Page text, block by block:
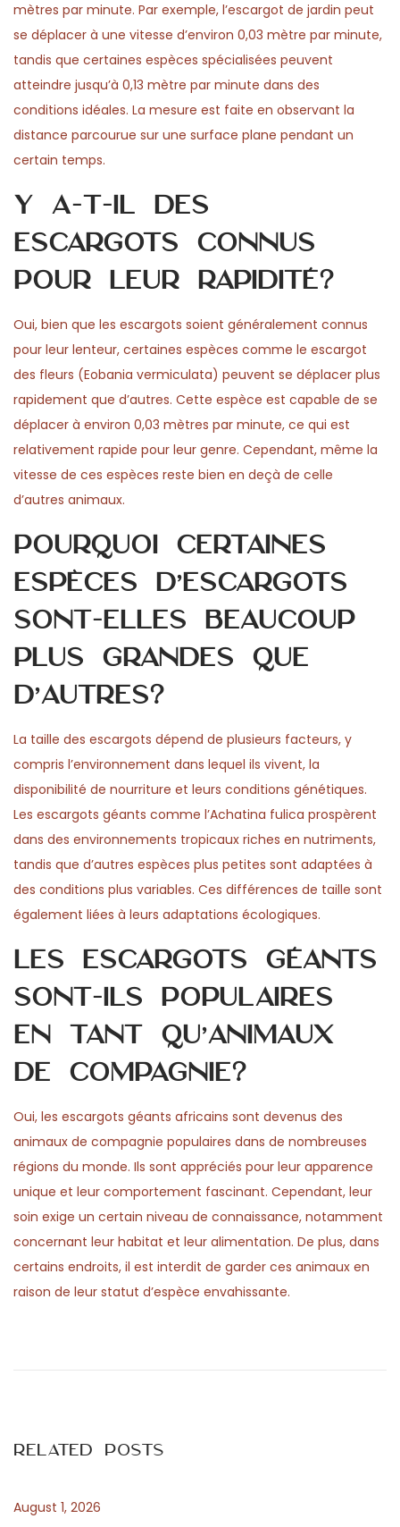
mètres par minute. Par exemple, l’escargot de jardin peut
se déplacer à une vitesse d’environ 0,03 mètre par minute,
tandis que certaines espèces spécialisées peuvent
atteindre jusqu’à 0,13 mètre par minute dans des
conditions idéales. La mesure est faite en observant la
distance parcourue sur une surface plane pendant un
certain temps.
Y a-t-il des
escargots connus
pour leur rapidité?
Oui, bien que les escargots soient généralement connus
pour leur lenteur, certaines espèces comme le escargot
des fleurs (Eobania vermiculata) peuvent se déplacer plus
rapidement que d’autres. Cette espèce est capable de se
déplacer à environ 0,03 mètres par minute, ce qui est
relativement rapide pour leur genre. Cependant, même la
vitesse de ces espèces reste bien en deçà de celle
d’autres animaux.
Pourquoi certaines
espèces d’escargots
sont-elles beaucoup
plus grandes que
d’autres?
La taille des escargots dépend de plusieurs facteurs, y
compris l’environnement dans lequel ils vivent, la
disponibilité de nourriture et leurs conditions génétiques.
Les escargots géants comme l’Achatina fulica prospèrent
dans des environnements tropicaux riches en nutriments,
tandis que d’autres espèces plus petites sont adaptées à
des conditions plus variables. Ces différences de taille sont
également liées à leurs adaptations écologiques.
Les escargots géants
sont-ils populaires
en tant qu’animaux
de compagnie?
Oui, les escargots géants africains sont devenus des
animaux de compagnie populaires dans de nombreuses
régions du monde. Ils sont appréciés pour leur apparence
unique et leur comportement fascinant. Cependant, leur
soin exige un certain niveau de connaissance, notamment
concernant leur habitat et leur alimentation. De plus, dans
certains endroits, il est interdit de garder ces animaux en
raison de leur statut d’espèce envahissante.
s
o
s
s
i
Related Posts
August 1, 2026